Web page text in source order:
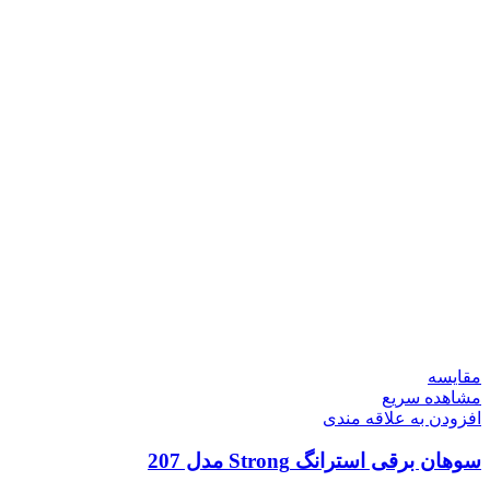
مقایسه
مشاهده سریع
افزودن به علاقه مندی
سوهان برقی استرانگ Strong مدل 207